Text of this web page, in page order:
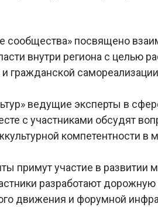
сообщества» посвящено
внутри региона с целью
гражданской
ведущие эксперты в
с участниками обсудят
компетентности в
примут участие в развитии
разработают дорожную
движения и форумной